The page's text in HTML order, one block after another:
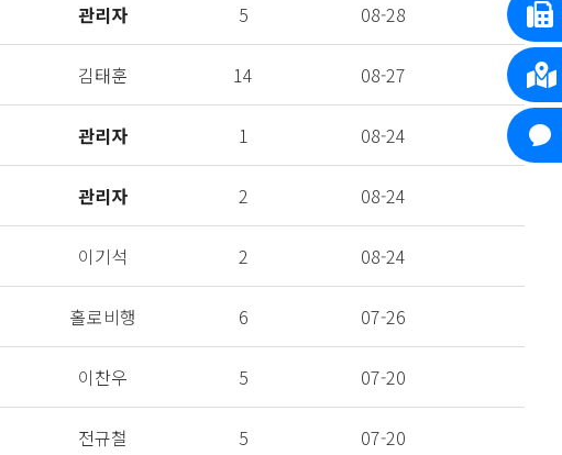
관리자 5 08-28
김태훈 14 08-27
관리자 1 08-24
관리자 2 08-24
이기석 2 08-24
홀로비행 6 07-26
이찬우 5 07-20
전규철 5 07-20